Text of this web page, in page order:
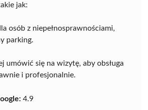
jak:
osób z niepełnosprawnościami,
parking.
umówić się na wizytę, aby obsługa
i profesjonalnie.
4.9